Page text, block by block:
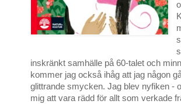
inskränkt samhälle på 60-talet och
kommer jag också ihåg att jag någon
glittrande smycken. Jag blev nyfiken -
mig att vara rädd för allt som verkade